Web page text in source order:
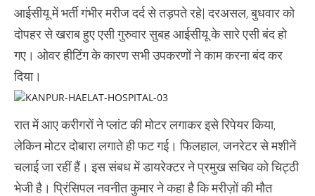
आईसीयू में भर्ती गंभीर मरीज दर्द से तड़पते रहे| दरअसल, बुधवार को
दोपहर से खराब हुए एसी गुरुवार सुबह आईसीयू के सारे एसी बंद हो
गए। ओवर हीटिंग के कारण सभी उपकरणों ने काम करना बंद कर
दिया।
रात में आए करीगरों ने प्‍लांट की मोटर लगाकर इसे र‍िपेयर क‍िया,
लेक‍िन मोटर दोबारा लगाते ही फट गई। फिलहाल, जनरेटर से मशीनें
चलाई जा रहीं हैं। इस संबध में डायरेक्टर ने प्रमुख सचिव को चिट्ठी
भेजी है। प्रिंसिपल नवनीत कुमार ने कहा है कि मरीज़ों की मौत